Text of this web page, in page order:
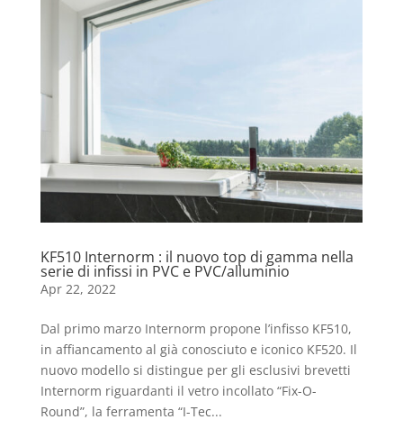
KF510 Internorm : il nuovo top di gamma nella
serie di infissi in PVC e PVC/alluminio
Apr 22, 2022
Dal primo marzo Internorm propone l’infisso KF510,
in affiancamento al già conosciuto e iconico KF520. Il
nuovo modello si distingue per gli esclusivi brevetti
Internorm riguardanti il vetro incollato “Fix-O-
Round”, la ferramenta “I-Tec...